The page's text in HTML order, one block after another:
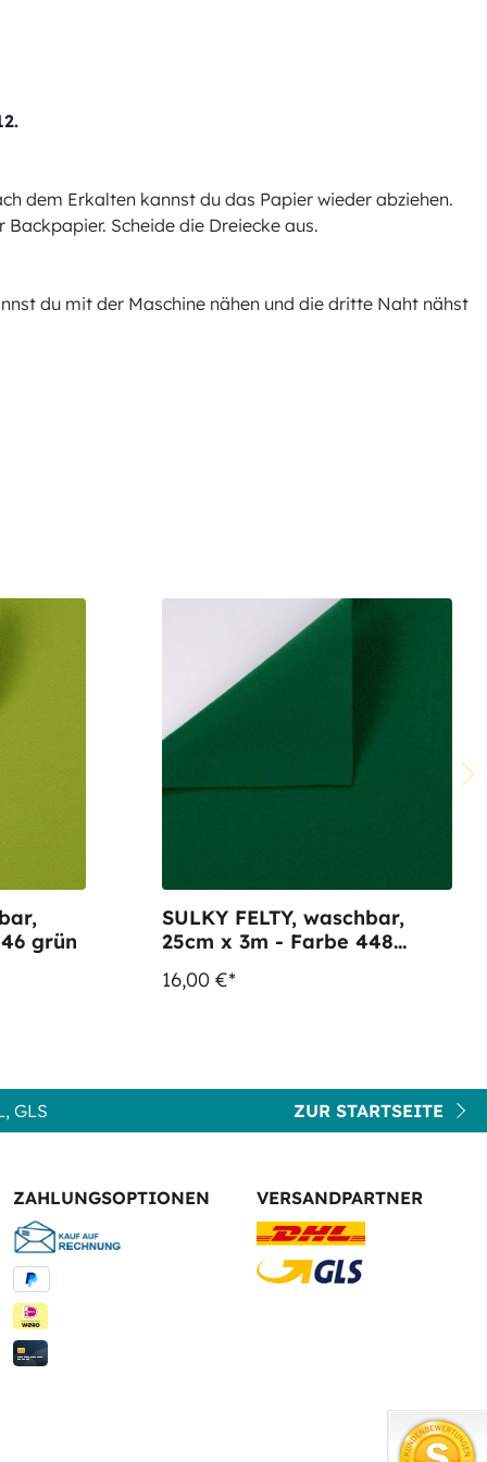
dem Erkalten kannst du das Papier wieder abziehen.
Scheide die Dreiecke aus.
du mit der Maschine nähen und die dritte Naht nähst
grün
SULKY FELTY, waschbar,
25cm x 3m - Farbe 448
16,00 €*
GLS ZUR STARTSEITE
ZAHLUNGSOPTIONEN VERSANDPARTNER